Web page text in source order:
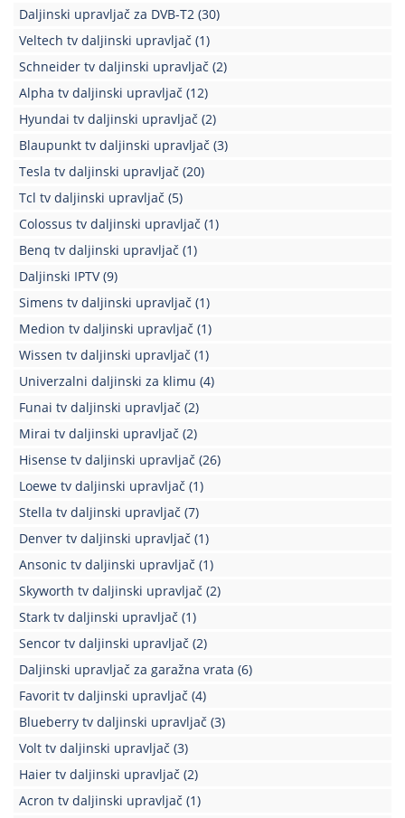
Daljinski upravljač za DVB-T2 (30)
Veltech tv daljinski upravljač (1)
Schneider tv daljinski upravljač (2)
Alpha tv daljinski upravljač (12)
Hyundai tv daljinski upravljač (2)
Blaupunkt tv daljinski upravljač (3)
Tesla tv daljinski upravljač (20)
Tcl tv daljinski upravljač (5)
Colossus tv daljinski upravljač (1)
Benq tv daljinski upravljač (1)
Daljinski IPTV (9)
Simens tv daljinski upravljač (1)
Medion tv daljinski upravljač (1)
Wissen tv daljinski upravljač (1)
Univerzalni daljinski za klimu (4)
Funai tv daljinski upravljač (2)
Mirai tv daljinski upravljač (2)
Hisense tv daljinski upravljač (26)
Loewe tv daljinski upravljač (1)
Stella tv daljinski upravljač (7)
Denver tv daljinski upravljač (1)
Ansonic tv daljinski upravljač (1)
Skyworth tv daljinski upravljač (2)
Stark tv daljinski upravljač (1)
Sencor tv daljinski upravljač (2)
Daljinski upravljač za garažna vrata (6)
Favorit tv daljinski upravljač (4)
Blueberry tv daljinski upravljač (3)
Volt tv daljinski upravljač (3)
Haier tv daljinski upravljač (2)
Acron tv daljinski upravljač (1)